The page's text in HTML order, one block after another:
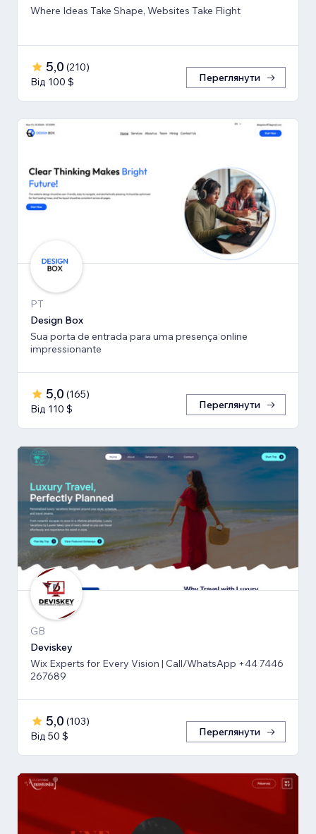
Where Ideas Take Shape, Websites Take Flight
5,0 (210)
Від 100 $
Переглянути
PT
Design Box
Sua porta de entrada para uma presença online
impressionante
5,0 (165)
Від 110 $
Переглянути
GB
Deviskey
Wix Experts for Every Vision | Call/WhatsApp +44 7446
267689
5,0 (103)
Від 50 $
Переглянути